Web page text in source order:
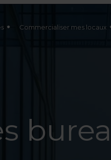
Commercialiser mes locaux